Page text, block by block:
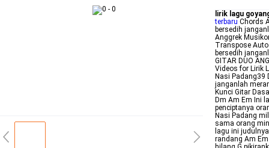
lirik lagu
terbaru Chords
bersedih
Anggrek
Transpose Auto
bersedih
GITAR DUO
Videos for Lirik
Nasi Padang39
janganlah
Kunci Gitar
Dm Am Em Ini
penciptanya
Nasi Padang
sama orang
lagu ini
randang Am